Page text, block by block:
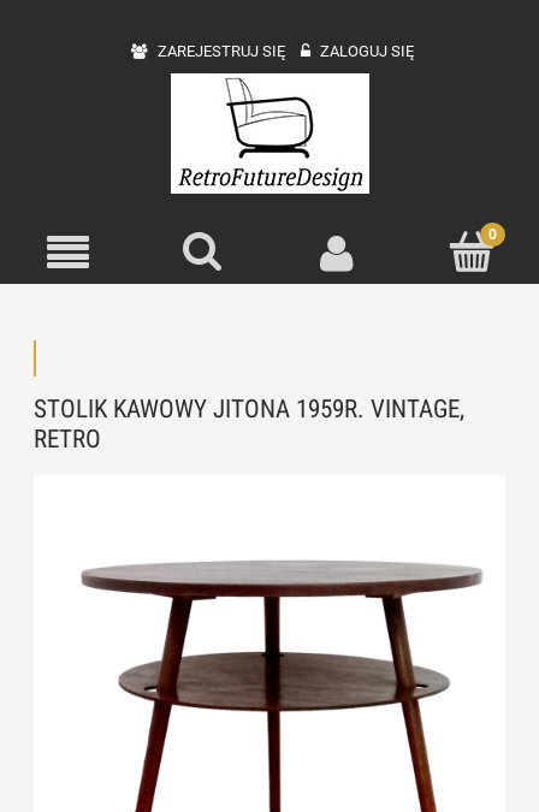
ZAREJESTRUJ SIĘ ZALOGUJ SIĘ
STOLIK KAWOWY JITONA 1959R. VINTAGE,
RETRO